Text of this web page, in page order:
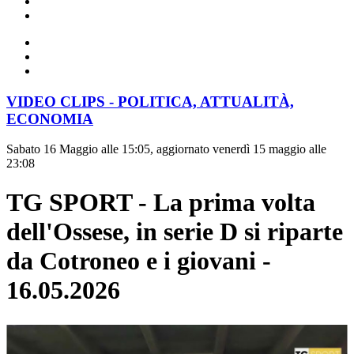
VIDEO CLIPS - POLITICA, ATTUALITÀ,
ECONOMIA
Sabato 16 Maggio alle 15:05, aggiornato venerdì 15 maggio alle
23:08
TG SPORT - La prima volta
dell'Ossese, in serie D si riparte
da Cotroneo e i giovani -
16.05.2026